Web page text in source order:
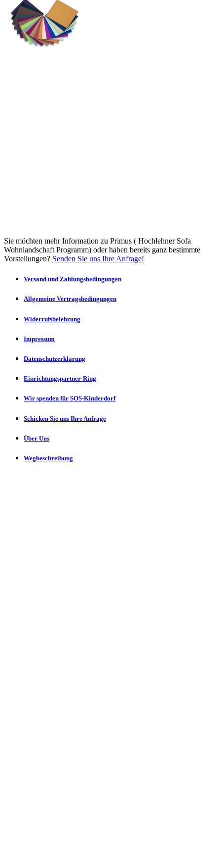
Sie möchten mehr Information zu Primus ( Hochlehner Sofa
Wohnlandschaft Programm) oder haben bereits ganz bestimmte
Vorstellungen? Senden Sie uns Ihre Anfrage!
Versand und Zahlungsbedingungen
Allgemeine Vertragsbedingungen
Widerrufsbelehrung
Impressum
Datenschutzerklärung
Einrichtungspartner-Ring
Wir spenden für SOS-Kinderdorf
Schicken Sie uns Ihre Anfrage
Über Uns
Wegbeschreibung